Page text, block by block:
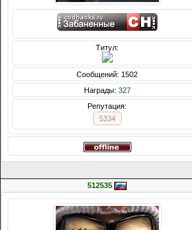
Титул:
Сообщений: 1502
Награды: 327
Репутация:
5334
512535